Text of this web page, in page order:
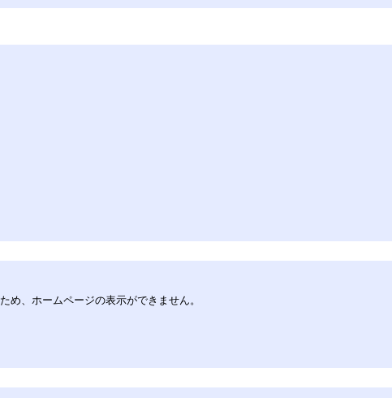
め、ホームページの表示ができません。